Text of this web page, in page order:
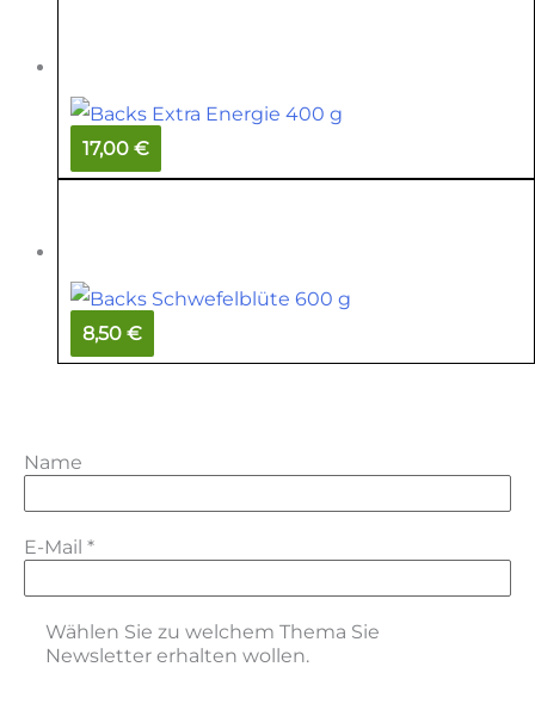
17,00 €
8,50 €
Name
E-Mail *
Wählen Sie zu welchem Thema Sie
Newsletter erhalten wollen.